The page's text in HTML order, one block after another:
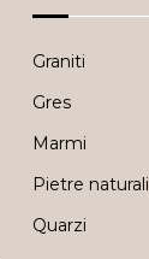
Graniti
Gres
Marmi
Pietre naturali
Quarzi